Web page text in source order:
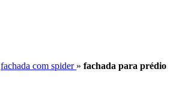
fachada com spider » fachada para prédio